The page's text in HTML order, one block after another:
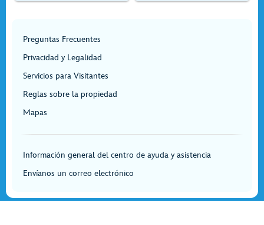
Preguntas Frecuentes
Privacidad y Legalidad
Servicios para Visitantes
Reglas sobre la propiedad
Mapas
Información general del centro de ayuda y asistencia
Envíanos un correo electrónico